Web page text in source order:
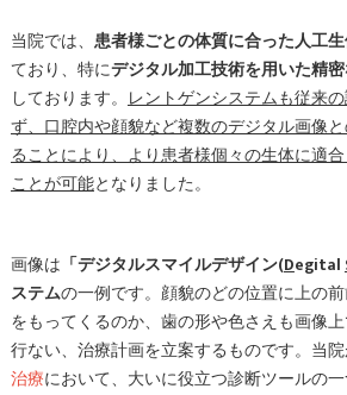
当院では、 患者様ごとの体質に合った人工
ており、特にデジタル加工技術を用いた精
しております。 レントゲンシステムも従来
ず、口腔内や顔貌など複数のデジタル画像
ることにより、より患者様個々の生体に適
ことが可能となりました。
画像は 「デジタルスマイルデザイン(Degital
ステムの一例です。顔貌のどの位置に上の
をもってくるのか、歯の形や色さえも画像
行ない、治療計画を立案するものです。当
治療において、大いに役立つ診断ツールの一